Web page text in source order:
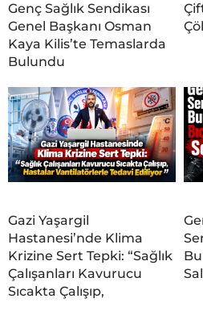
Genç Sağlık Sendikası
Genel Başkanı Osman
Kaya Kilis’te Temaslarda
Bulundu
Gazi Yaşargil
Hastanesi’nde Klima
Krizine Sert Tepki: “Sağlık
Çalışanları Kavurucu
Sıcakta Çalışıp,